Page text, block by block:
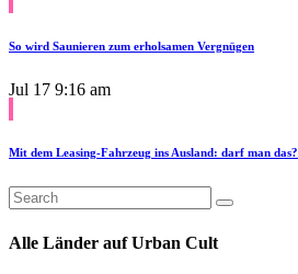
So wird Saunieren zum erholsamen Vergnügen
Jul 17 9:16 am
Mit dem Leasing-Fahrzeug ins Ausland: darf man das?
Alle Länder auf Urban Cult